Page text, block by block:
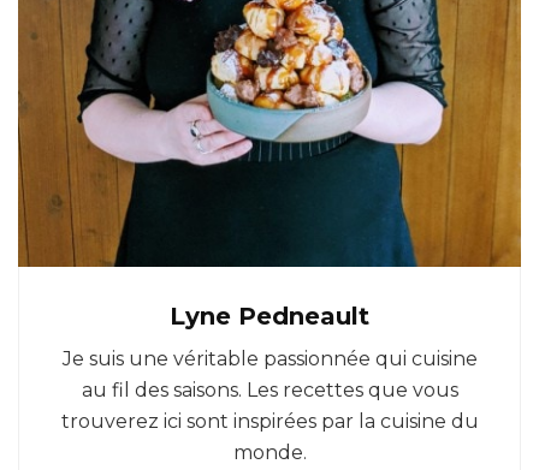
Lyne Pedneault
Je suis une véritable passionnée qui cuisine
au fil des saisons. Les recettes que vous
trouverez ici sont inspirées par la cuisine du
monde.